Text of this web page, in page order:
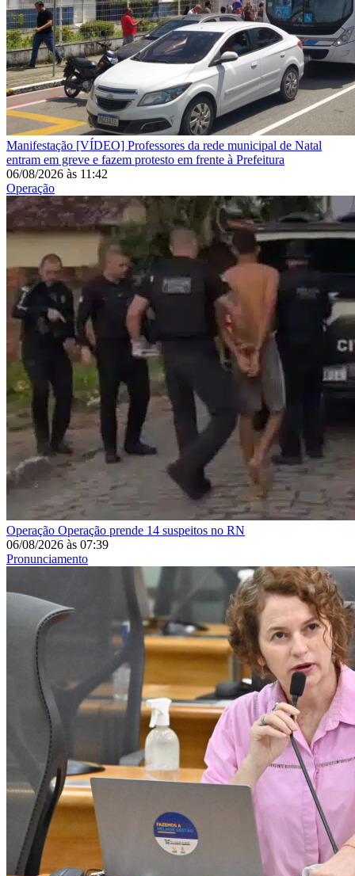
Manifestação [VÍDEO] Professores da rede municipal de Natal
entram em greve e fazem protesto em frente à Prefeitura
06/08/2026 às 11:42
Operação
Operação Operação prende 14 suspeitos no RN
06/08/2026 às 07:39
Pronunciamento